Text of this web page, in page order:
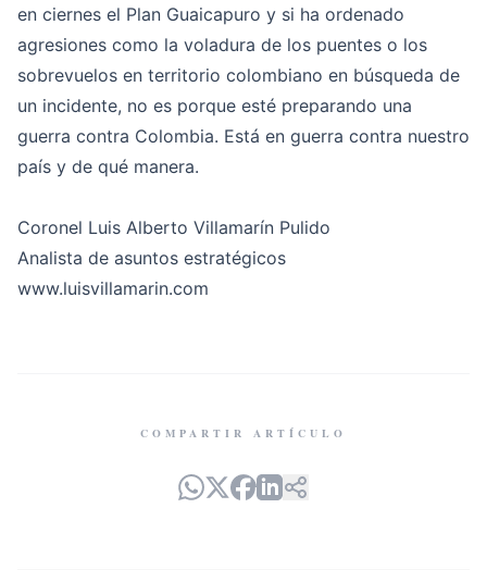
en ciernes el Plan Guaicapuro y si ha ordenado
agresiones como la voladura de los puentes o los
sobrevuelos en territorio colombiano en búsqueda de
un incidente, no es porque esté preparando una
guerra contra Colombia. Está en guerra contra nuestro
país y de qué manera.
Coronel Luis Alberto Villamarín Pulido
Analista de asuntos estratégicos
www.luisvillamarin.com
COMPARTIR ARTÍCULO